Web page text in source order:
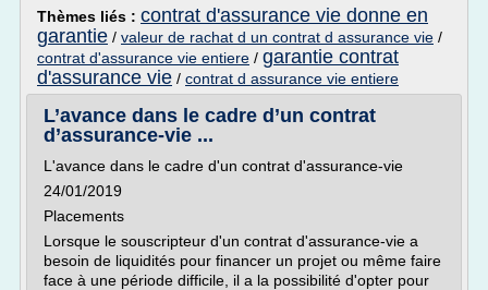
Thèmes liés : contrat d'assurance vie donne en
garantie / valeur de rachat d un contrat d assurance vie /
contrat d'assurance vie entiere / garantie contrat
d'assurance vie / contrat d assurance vie entiere
L’avance dans le cadre d’un contrat
d’assurance-vie ...
L'avance dans le cadre d'un contrat d'assurance-vie
24/01/2019
Placements
Lorsque le souscripteur d'un contrat d'assurance-vie a
besoin de liquidités pour financer un projet ou même faire
face à une période difficile, il a la possibilité d'opter pour